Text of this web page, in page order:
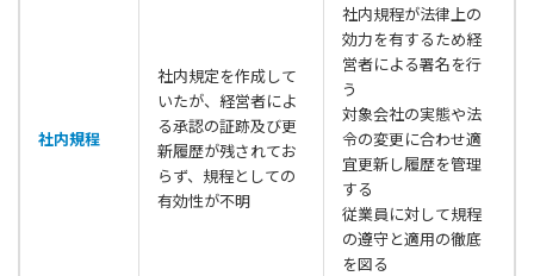
社内規程
社内規定を作成して
いたが、経営者によ
る承認の証跡及び更
新履歴が残されてお
らず、規程としての
有効性が不明
社内規程が法律上の
効力を有するため経
営者による署名を行
う
対象会社の実態や法
令の変更に合わせ適
宜更新し履歴を管理
する
従業員に対して規程
の遵守と適用の徹底
を図る